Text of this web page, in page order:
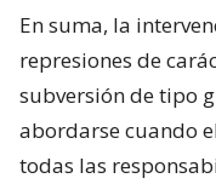
En suma, la
represiones de
subversión de tipo
abordarse cuando
todas las